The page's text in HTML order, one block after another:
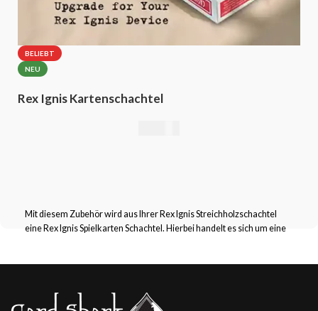
BELIEBT
NEU
Rex Ignis Kartenschachtel
Mit diesem Zubehör wird aus Ihrer Rex Ignis Streichholzschachtel
eine Rex Ignis Spielkarten Schachtel. Hierbei handelt es sich um eine